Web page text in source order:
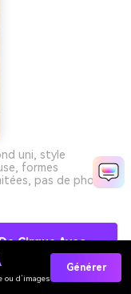
uni, style
formes
pas de photo,
Cirque Avec
ou d’images
Générer